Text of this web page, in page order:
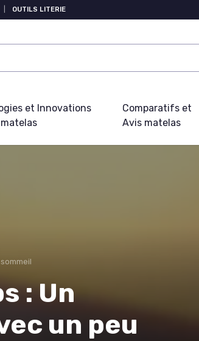
OUTILS LITERIE
et Innovations
Comparatifs et
Avis matelas
: Un
un peu